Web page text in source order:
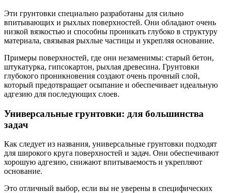
Эти грунтовки специально разработаны для сильно
впитывающих и рыхлых поверхностей. Они обладают очень
низкой вязкостью и способны проникать глубоко в структуру
материала, связывая рыхлые частицы и укрепляя основание.
Примеры поверхностей, где они незаменимы: старый бетон,
штукатурка, гипсокартон, рыхлая древесина. Грунтовки
глубокого проникновения создают очень прочный слой,
который предотвращает осыпание и обеспечивает идеальную
адгезию для последующих слоев.
Универсальные грунтовки: для большинства
задач
Как следует из названия, универсальные грунтовки подходят
для широкого круга поверхностей и задач. Они обеспечивают
хорошую адгезию, снижают впитываемость и укрепляют
основание.
Это отличный выбор, если вы не уверены в специфических